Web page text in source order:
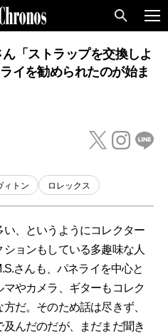
「ストラップを交換しよ
イを勧められたのが始ま
ィトン ロレックス
、というようにコレクター
ョンもしている多趣味な人
さんも、パネライを中心と
やカメラ、ギターもコレク
だ。そのため話は尽きず、
んだのだが、まだまだ聞き